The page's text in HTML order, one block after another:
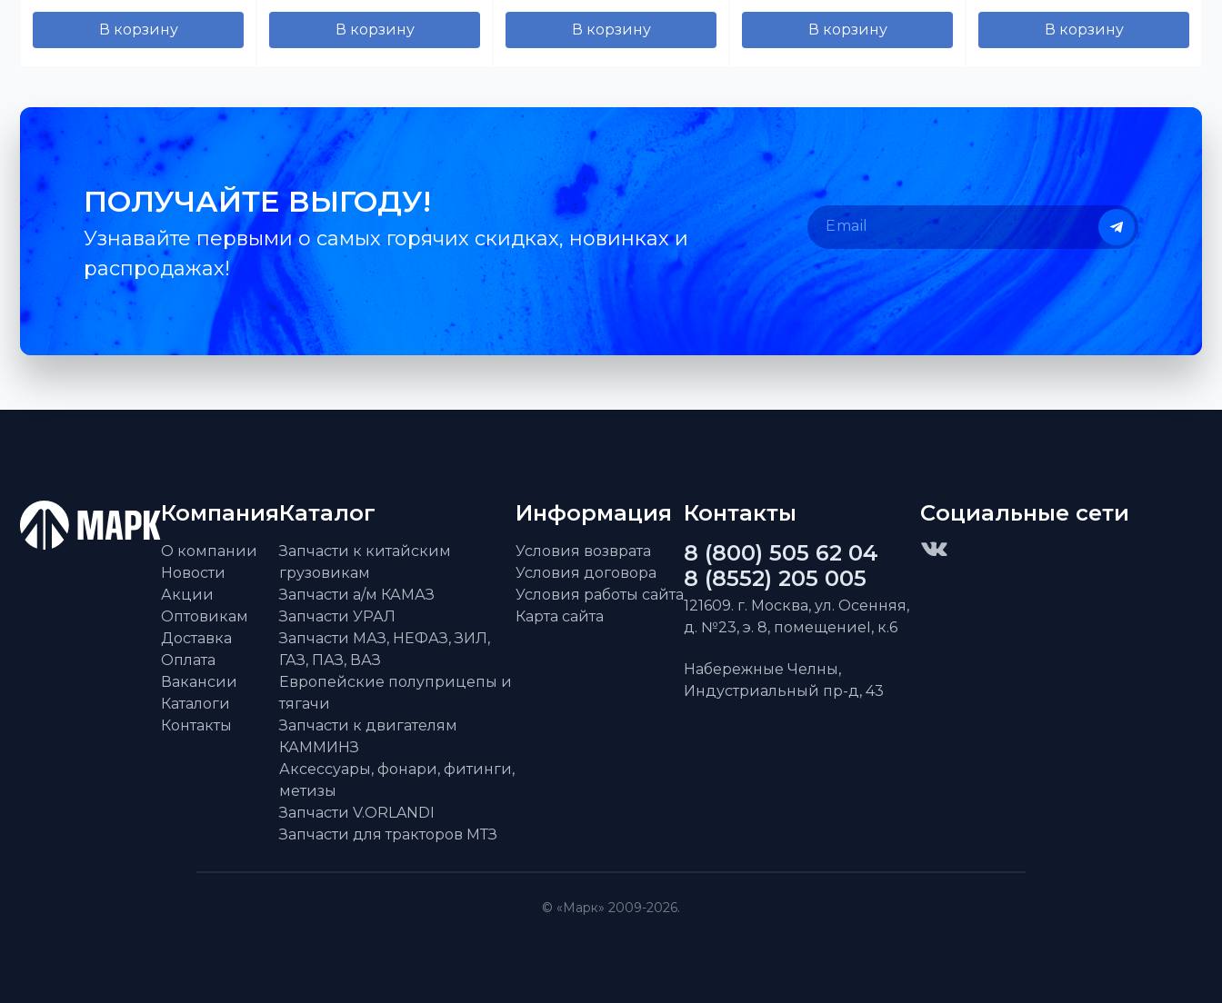
В корзину В корзину В корзину В корзину В корзину
ПОЛУЧАЙТЕ ВЫГОДУ!
Узнавайте первыми о самых горячих скидках, новинках и
распродажах!
Компания
О компании
Новости
Акции
Оптовикам
Доставка
Оплата
Вакансии
Каталоги
Контакты
Каталог
Запчасти к китайским
грузовикам
Запчасти а/м КАМАЗ
Запчасти УРАЛ
Запчасти МАЗ, НЕФАЗ, ЗИЛ,
ГАЗ, ПАЗ, ВАЗ
Европейские полуприцепы и
тягачи
Запчасти к двигателям
КАММИНЗ
Аксессуары, фонари, фитинги,
метизы
Запчасти V.ORLANDI
Запчасти для тракторов МТЗ
Информация
Условия возврата
Условия договора
Условия работы сайта
Карта сайта
Контакты
8 (800) 505 62 04
8 (8552) 205 005
121609. г. Москва, ул. Осенняя,
д. №23, э. 8, помещениеI, к.6
Набережные Челны,
Индустриальный пр-д, 43
Социальные сети
© «Марк» 2009-2026.